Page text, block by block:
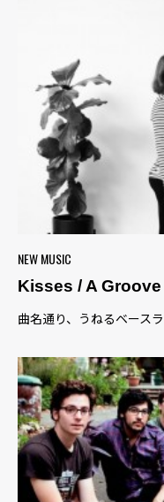
NEW MUSIC
Kisses / A Groove
曲名通り、うねるベース